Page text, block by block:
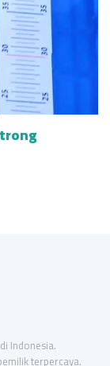
Indonesia.
terpercaya.